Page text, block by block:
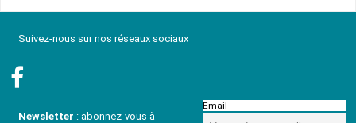
Suivez-nous sur nos réseaux sociaux
Newsletter : abonnez-vous à
Email